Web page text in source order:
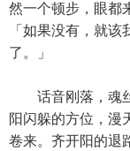
然一个顿步，眼都
「如果没有，就该
了。」
话音刚落，魂丝
阳闪躲的方位，漫
卷来。齐开阳的退